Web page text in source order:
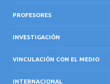
PROFESORES
INVESTIGACIÓN
VINCULACIÓN CON EL MEDIO
INTERNACIONAL